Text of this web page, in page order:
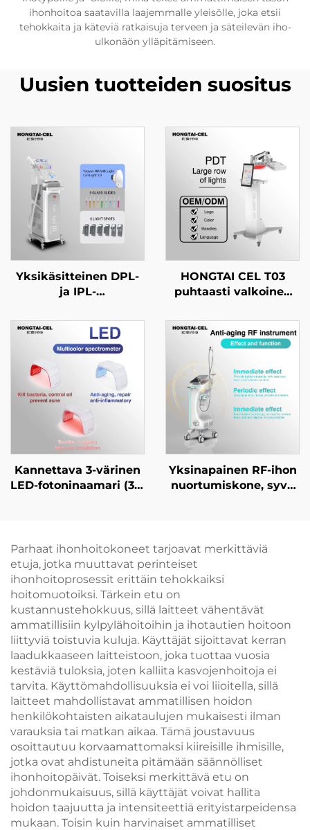
ihonhoitoa saatavilla laajemmalle yleisölle, joka etsii
tehokkaita ja käteviä ratkaisuja terveen ja säteilevän iho-
ulkonäön ylläpitämiseen.
Uusien tuotteiden suositus
Yksikäsitteinen DPL-
ja IPL-
ihovalkaisuun,
karvanpoistoon ja
ikääntymisen
estämiseen
kauneuslaitoksille
HONGTAI CEL T03
puhtaasti valkoinen
valoterapiakone,
nelitaajuusalue:
infrapuna, punainen,
sininen ja keltainen,
hieronta- ja
ihotuotteiden
nuorttava hoito
Kannettava 3-värinen
LED-fotoninaamari (312
valkaisu, aknen hoito
ja ikääntymisen
estävä korjaus
Yksinapainen RF-ihon
nuortumiskone, syvä
Parhaat ihonhoitokoneet tarjoavat merkittäviä
etuja, jotka muuttavat perinteiset
ihonhoitoprosessit erittäin tehokkaiksi
hoitomuotoiksi. Tärkein etu on
kustannustehokkuus, sillä laitteet vähentävät
ammatillisiin kylpylähoitoihin ja ihotautien hoitoon
liittyviä toistuvia kuluja. Käyttäjät sijoittavat kerran
laadukkaaseen laitteistoon, joka tuottaa vuosia
kestäviä tuloksia, joten kalliita kasvojenhoitoja ei
tarvita. Käyttömahdollisuuksia ei voi liioitella, sillä
laitteet mahdollistavat ammatillisen hoidon
henkilökohtaisten aikataulujen mukaisesti ilman
varauksia tai matkan aikaa. Tämä joustavuus
osoittautuu korvaamattomaksi kiireisille ihmisille,
jotka ovat ahdistuneita pitämään säännölliset
ihonhoitopäivät. Toiseksi merkittävä etu on
johdonmukaisuus, sillä käyttäjät voivat hallita
hoidon taajuutta ja intensiteettiä erityistarpeidensa
mukaan. Toisin kuin harvinaiset ammatilliset